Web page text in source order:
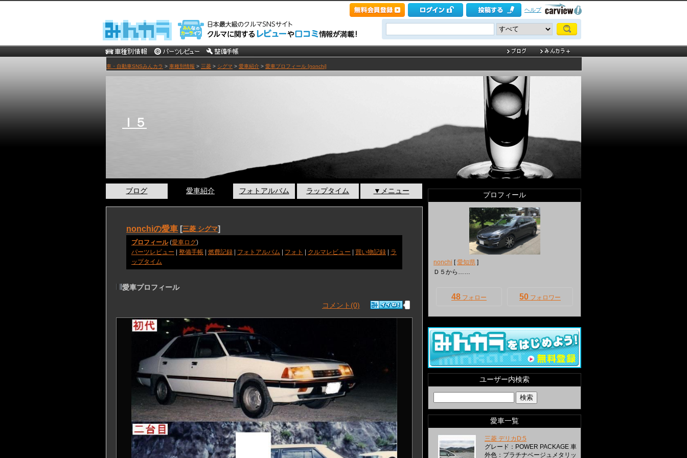
ヘルプ
車・自動車SNSみんカラ > 車種別情報 > 三菱 > シグマ > 愛車紹介 > 愛車プロフィール [nonchi]
Ｉ５
ブログ 愛車紹介 フォトアルバム ラップタイム ▼メニュー
nonchiの愛車 [三菱 シグマ]
プロフィール(愛車ログ)
パーツレビュー
整備手帳 燃費記録 フォトアルバム フォト クルマレビュー 買い物記録
ラ
ップタイム
愛車プロフィール
コメント(0)
プロフィール
nonchi [愛知県 ]
Ｄ５から……
48 フォロー 50 フォロワー
ユーザー内検索
愛車一覧
三菱 デリカD:5
グレード：POWER PACKAGE 車
外色：プラチナベージュメタリッ